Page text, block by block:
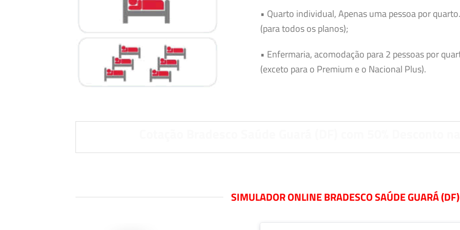
• Quarto individual, Apenas uma pessoa por quarto.
(para todos os planos);
• Enfermaria, acomodação para 2 pessoas por
(exceto para o Premium e o Nacional Plus).
SIMULADOR ONLINE BRADESCO SAÚDE GUARÁ (DF)